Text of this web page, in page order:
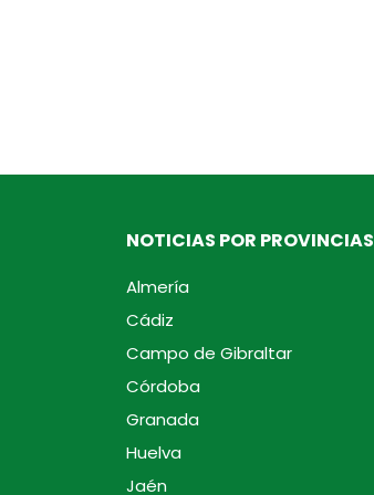
NOTICIAS POR PROVINCIAS
Almería
Cádiz
Campo de Gibraltar
Córdoba
Granada
Huelva
Jaén